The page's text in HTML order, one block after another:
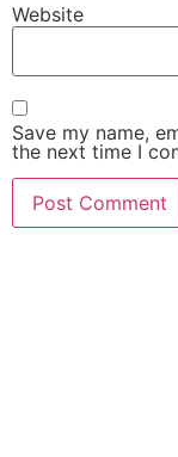
Website
Save my name,
the next time I